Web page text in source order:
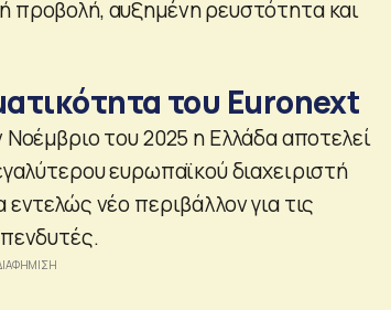
προβολή, αυξημένη ρευστότητα και
του Euronext
του 2025 η Ελλάδα αποτελεί
ευρωπαϊκού διαχειριστή
νέο περιβάλλον για τις